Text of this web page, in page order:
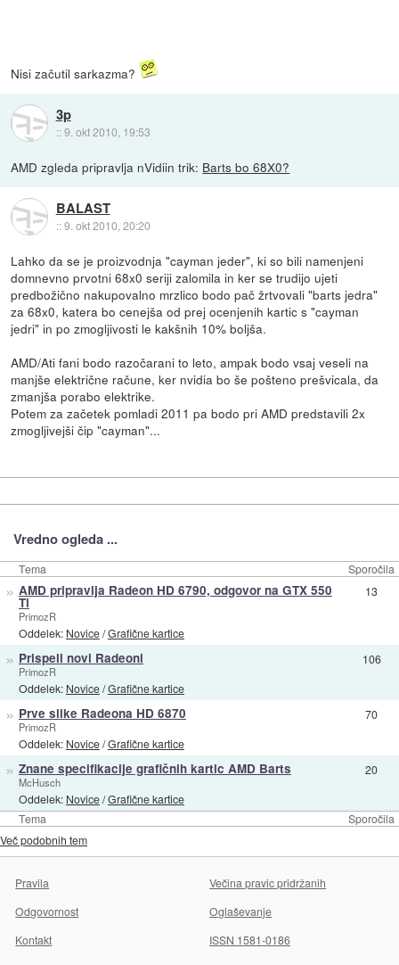
Nisi začutil sarkazma?
3p
::9. okt 2010, 19:53
AMD zgleda pripravlja nVidiin trik: Barts bo 68X0?
BALAST
::9. okt 2010, 20:20
Lahko da se je proizvodnja "cayman jeder", ki so bili namenjeni
domnevno prvotni 68x0 seriji zalomila in ker se trudijo ujeti
predbožično nakupovalno mrzlico bodo pač žrtvovali "barts jedra"
za 68x0, katera bo cenejša od prej ocenjenih kartic s "cayman
jedri" in po zmogljivosti le kakšnih 10% boljša.
AMD/Ati fani bodo razočarani to leto, ampak bodo vsaj veseli na
manjše električne račune, ker nvidia bo še pošteno prešvicala, da
zmanjša porabo elektrike.
Potem za začetek pomladi 2011 pa bodo pri AMD predstavili 2x
zmogljivejši čip "cayman"...
Vredno ogleda ...
Tema Sporočila
Tema Sporočila
» AMD pripravlja Radeon HD 6790, odgovor na GTX 550
Ti
PrimozR
Oddelek: Novice/Grafične kartice
13
» Prispeli novi Radeoni
PrimozR
Oddelek: Novice/Grafične kartice
106
» Prve slike Radeona HD 6870
PrimozR
Oddelek: Novice/Grafične kartice
70
» Znane specifikacije grafičnih kartic AMD Barts
McHusch
Oddelek: Novice/Grafične kartice
20
Več podobnih tem
Pravila
Večina pravic pridržanih
Odgovornost
Oglaševanje
Kontakt
ISSN 1581-0186